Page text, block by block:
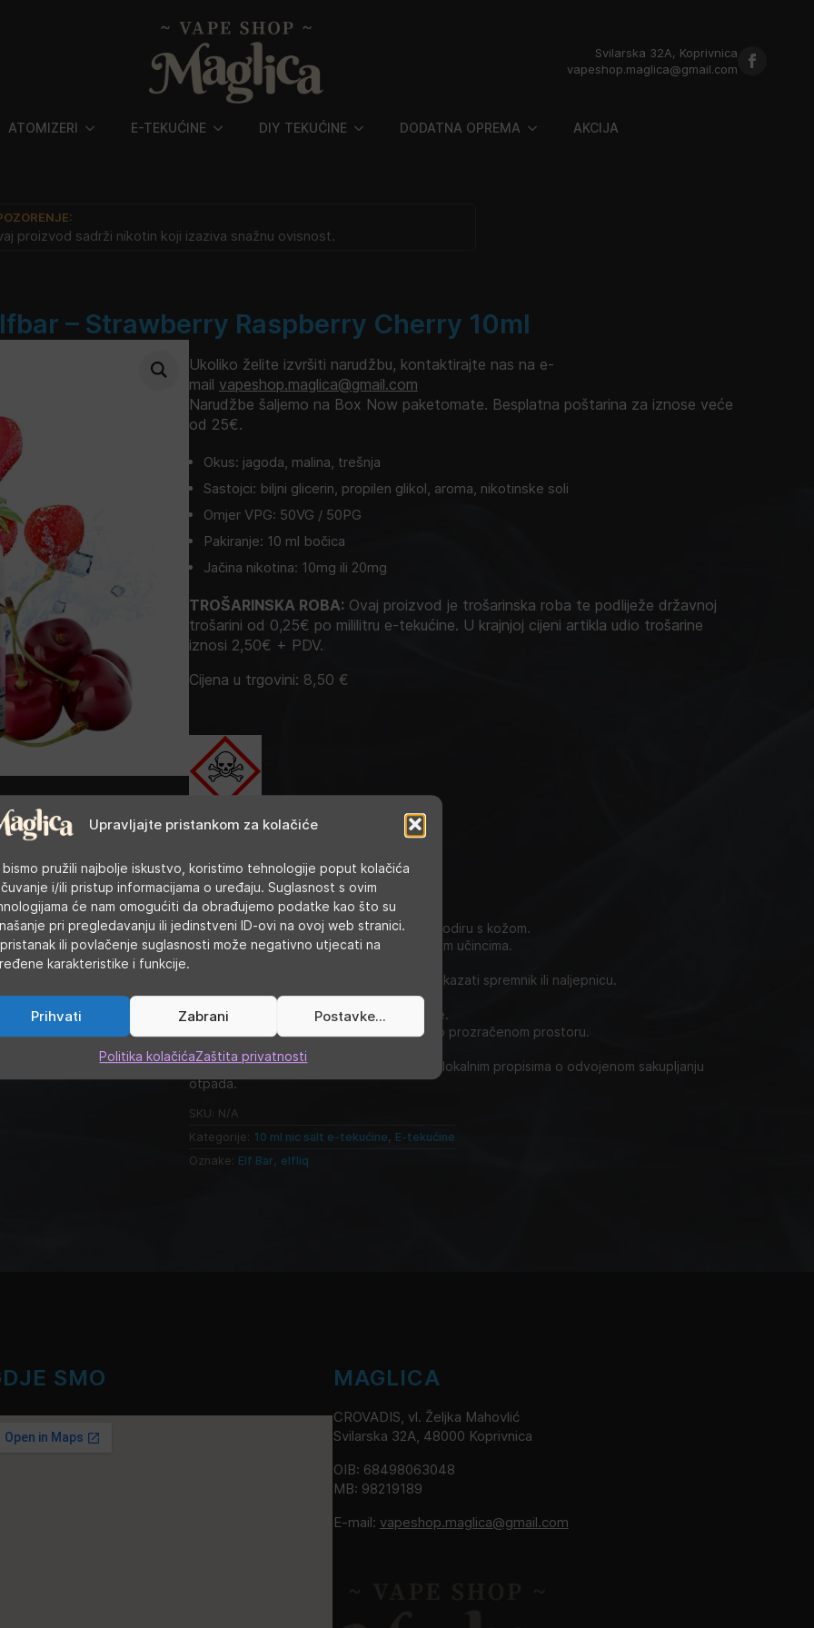
Upravljajte pristankom za kolačiće
bismo pružili najbolje iskustvo, koristimo tehnologije poput kolačića
i/ili pristup informacijama o uređaju. Suglasnost s ovim
će nam omogućiti da obrađujemo podatke kao što su
pri pregledavanju ili jedinstveni ID-ovi na ovoj web stranici.
ili povlačenje suglasnosti može negativno utjecati na
karakteristike i funkcije.
Prihvati Zabrani Postavke...
Politika kolačićaZaštita privatnosti
Svilarska 32A, Koprivnica
vapeshop.maglica@gmail.com
ATOMIZERI E-TEKUĆINE DIY TEKUĆINE DODATNA OPREMA AKCIJA
proizvod sadrži nikotin koji izaziva snažnu ovisnost.
– Strawberry Raspberry Cherry 10ml
Ukoliko želite izvršiti narudžbu, kontaktirajte nas na e-
mail vapeshop.maglica@gmail.com
Narudžbe šaljemo na Box Now paketomate. Besplatna poštarina za iznose veće
od 25€.
Okus: jagoda, malina, trešnja
Sastojci: biljni glicerin, propilen glikol, aroma, nikotinske soli
Omjer VPG: 50VG / 50PG
Pakiranje: 10 ml bočica
Jačina nikotina: 10mg ili 20mg
TROŠARINSKA ROBA: Ovaj proizvod je trošarinska roba te podliježe državnoj
trošarini od 0,25€ po mililitru e-tekućine. U krajnjoj cijeni artikla udio trošarine
iznosi 2,50€ + PDV.
Cijena u trgovini: 8,50 €
Oznaka opasnosti: opasnost
Opasne tvari
nikotin benzoat
2-izopropil-N,2,3-trimetilbutiramid
Oznake upozorenja
H301+H311 Otrovno ako se proguta ili u dodiru s kožom.
H412 Štetno za vodeni okoliš s dugotrajnim učincima.
P101 Ako je potrebna liječnička pomoć pokazati spremnik ili naljepnicu.
P102 Čuvati izvan dohvata djece.
P264 Nakon uporabe temeljito oprati ruke.
P271 Rabiti samo na otvorenom ili u dobro prozračenom prostoru.
P405 Skladištiti pod ključem.
P501 Odložiti sadržaj/spremnik u skladu s lokalnim propisima o odvojenom sakupljanju
otpada.
SKU: N/A
Kategorije: 10 ml nic salt e-tekućine, E-tekućine
Oznake: Elf Bar, elfliq
SMO MAGLICA
CROVADIS, vl. Željka Mahovlić
Svilarska 32A, 48000 Koprivnica
OIB: 68498063048
MB: 98219189
E-mail: vapeshop.maglica@gmail.com